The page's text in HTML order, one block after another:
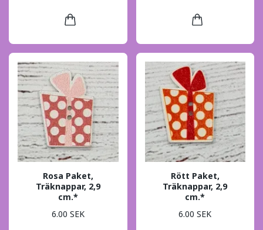
Rosa Paket,
Träknappar, 2,9
cm.*
6.00 SEK
Rött Paket,
Träknappar, 2,9
cm.*
6.00 SEK